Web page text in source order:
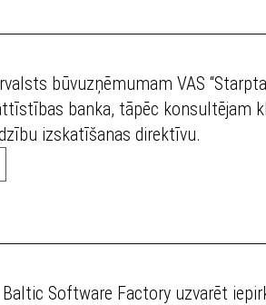
būvuzņēmumam VAS
banka, tāpēc konsultējam
izskatīšanas direktīvu.
Software Factory uzvarēt